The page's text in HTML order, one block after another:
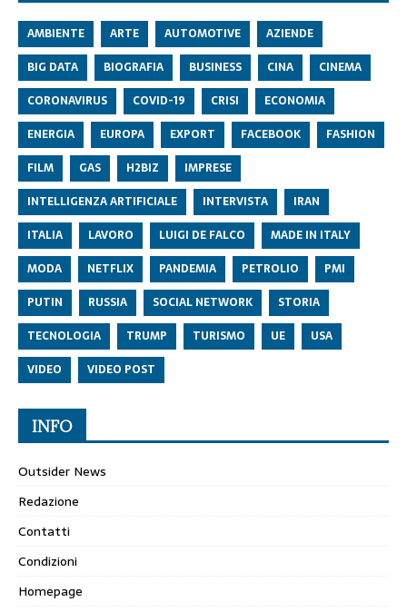
AMBIENTE ARTE AUTOMOTIVE
AZIENDE
BIG DATA
BIOGRAFIA BUSINESS CINA
CINEMA
CORONAVIRUS
COVID-19 CRISI
ECONOMIA
ENERGIA
EUROPA EXPORT FACEBOOK
FASHION
FILM
GAS H2BIZ
IMPRESE
INTELLIGENZA ARTIFICIALE
INTERVISTA
IRAN
ITALIA
LAVORO LUIGI DE FALCO
MADE IN ITALY
MODA
NETFLIX PANDEMIA PETROLIO
PMI
PUTIN
RUSSIA SOCIAL NETWORK
STORIA
TECNOLOGIA
TRUMP TURISMO UE
USA
VIDEO
VIDEO POST
INFO
Outsider News
Redazione
Contatti
Condizioni
Homepage